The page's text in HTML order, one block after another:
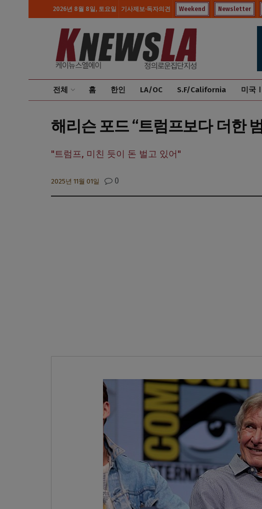
2026년 8월 8일, 토요일 기사제보·독자의견 Weekend Newsletter
전체 홈 한인 LA/OC S.F/California 미국Ⅰ
해리슨 포드 “트럼프보다 더한
"트럼프, 미친 듯이 돈 벌고 있어"
2025년 11월 01일 0